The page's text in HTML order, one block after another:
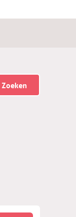
Zoeken